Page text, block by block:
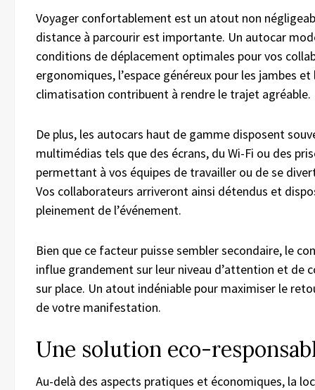
Voyager confortablement est un atout non
distance à parcourir est importante. Un autocar
conditions de déplacement optimales pour vos
ergonomiques, l’espace généreux pour les jambes
climatisation contribuent à rendre le trajet agréable.
De plus, les autocars haut de gamme disposent
multimédias tels que des écrans, du Wi-Fi ou des
permettant à vos équipes de travailler ou de se
Vos collaborateurs arriveront ainsi détendus et
pleinement de l’événement.
Bien que ce facteur puisse sembler secondaire, le
influe grandement sur leur niveau d’attention et de
sur place. Un atout indéniable pour maximiser le
de votre manifestation.
Une solution eco-
Au-delà des aspects pratiques et économiques, la